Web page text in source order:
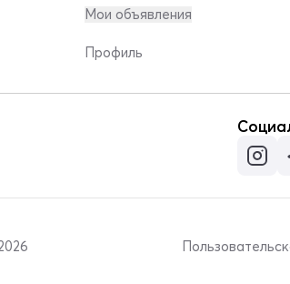
Мои объявления
Профиль